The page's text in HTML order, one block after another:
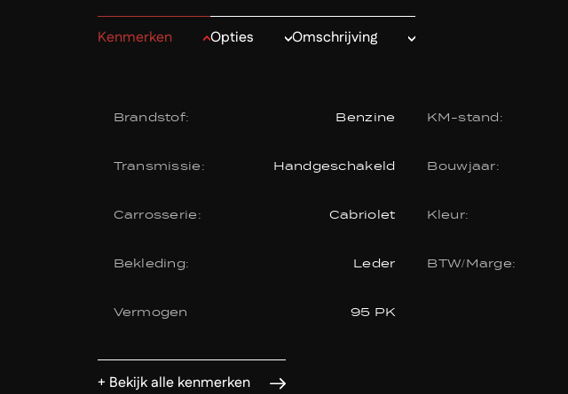
Kenmerken Opties Omschrijving
Brandstof: Benzine KM-stand:
Transmissie: Handgeschakeld Bouwjaar:
Carrosserie: Cabriolet Kleur:
Bekleding: Leder BTW/Marge:
Vermogen 95 PK
+ Bekijk alle kenmerken